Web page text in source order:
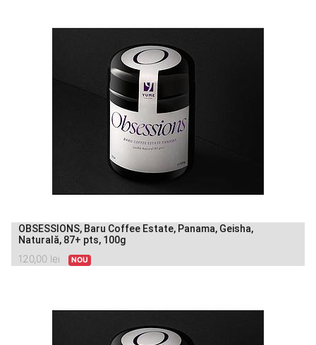
OBSESSIONS, Baru Coffee Estate, Panama, Geisha,
Naturală, 87+ pts, 100g
120,00 lei NOU